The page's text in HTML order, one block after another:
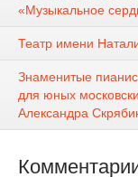
«Музыкальное
Театр имени
Знаменитые
для юных
Александра